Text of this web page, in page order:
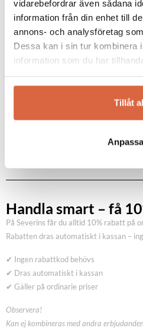
vidarebefordrar även sådana
information från din enhet till
annons- och analysföretag
Dessa kan i sin tur kombinera
information som du har
Tillåt
Anpassa
ljuskronor och
skapa en stämningsfull
Handla smart – få
På Severins får du alltid 10% rabatt på
Rabatten dras automatiskt i kassan –
✔ Ingen rabattkod behövs
✔ Dras automatiskt i kassan
✔ Gäller på ordinarie priser
Observera!
Kan ej kombineras med andra